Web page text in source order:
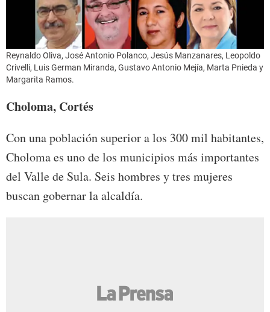
Reynaldo Oliva, José Antonio Polanco, Jesús Manzanares, Leopoldo
Crivelli, Luis German Miranda, Gustavo Antonio Mejía, Marta Pnieda y
Margarita Ramos.
Choloma, Cortés
Con una población superior a los 300 mil habitantes,
Choloma es uno de los municipios más importantes
del Valle de Sula. Seis hombres y tres mujeres
buscan gobernar la alcaldía.